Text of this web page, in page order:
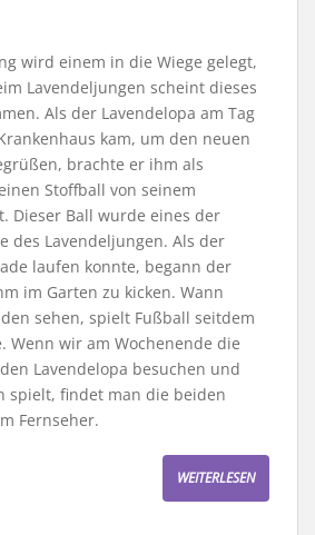
wird einem in die Wiege gelegt,
Lavendeljungen scheint dieses
Als der Lavendelopa am Tag
kam, um den neuen
brachte er ihm als
Stoffball von seinem
Dieser Ball wurde eines der
des Lavendeljungen. Als der
laufen konnte, begann der
im Garten zu kicken. Wann
sehen, spielt Fußball seitdem
Wenn wir am Wochenende die
Lavendelopa besuchen und
spielt, findet man die beiden
Fernseher.
WEITERLESEN